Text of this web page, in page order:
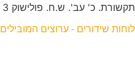
תקשורת. כ' עב'. ש.ח. פולישוק 3 -
לוחות שידורים - ערוצים המובילים